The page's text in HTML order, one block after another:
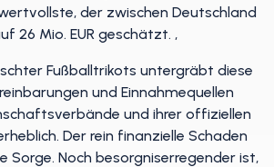
wertvollste, der zwischen Deutschland
26 Mio. EUR geschätzt. ,
Fußballtrikots untergräbt diese
und Einnahmequellen
und ihrer offiziellen
Der rein finanzielle Schaden
Sorge. Noch besorgniserregender ist,